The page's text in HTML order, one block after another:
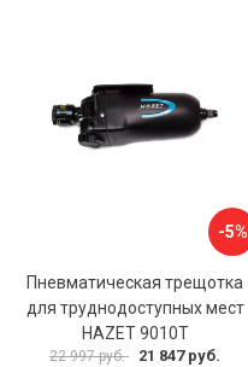
-5%
Пневматическая трещотка
для труднодоступных мест
HAZET 9010T
22 997 руб. 21 847 руб.